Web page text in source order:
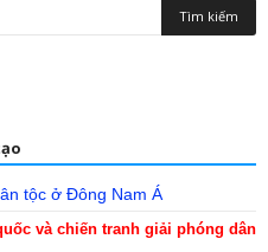
tộc ở Đông Nam Á
và chiến tranh giải phóng dân